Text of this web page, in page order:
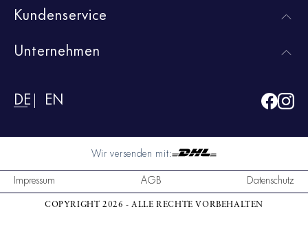
Kundenservice
Unternehmen
DE EN
Wir versenden mit:
Impressum
AGB Datenschutz
COPYRIGHT 2026 - ALLE RECHTE VORBEHALTEN